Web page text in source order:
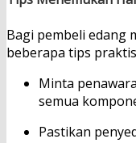
Bagi pembeli edang
beberapa tips
Minta
semua
Pastikan